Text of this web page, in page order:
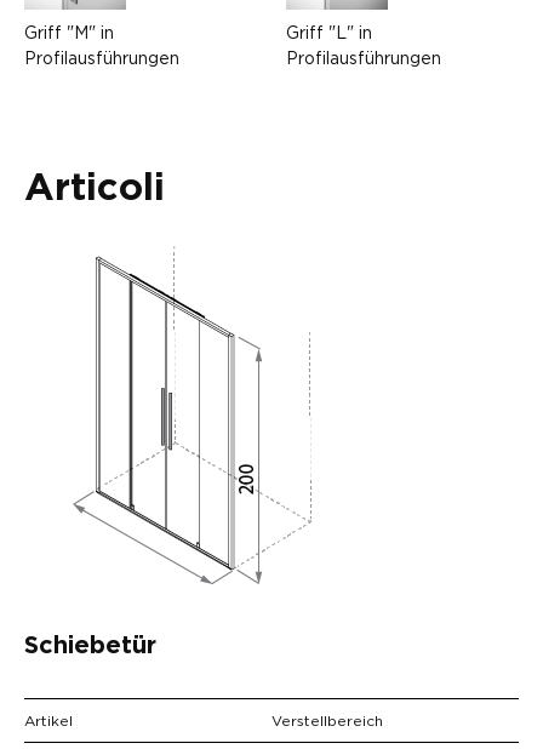
Griff "M" in
Profilausführungen
Griff "L" in
Profilausführungen
Articoli
Schiebetür
Artikel Verstellbereich